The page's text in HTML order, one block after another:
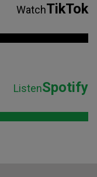
WatchTikTok
ListenSpotify